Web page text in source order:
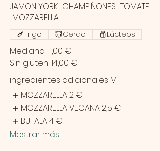
JAMON YORK · CHAMPIÑONES · TOMATE
· MOZZARELLA
Mediana 11,00 €
Sin gluten 14,00 €
Trigo Cerdo Lácteos
ingredientes adicionales M
MOZZARELLA2 €
MOZZARELLA VEGANA2,5 €
BUFALA4 €
Mostrar más